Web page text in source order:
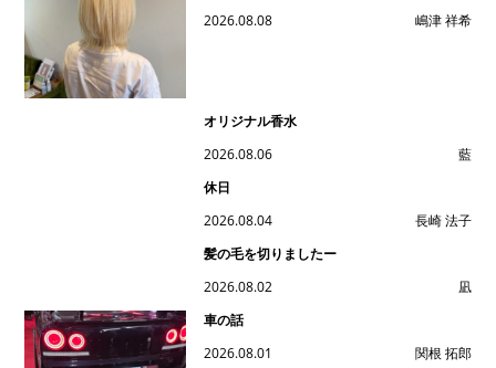
2026.08.08
嶋津 祥希
オリジナル香水
2026.08.06
藍
休日
2026.08.04
長崎 法子
髪の毛を切りましたー
2026.08.02
凪
車の話
2026.08.01
関根 拓郎